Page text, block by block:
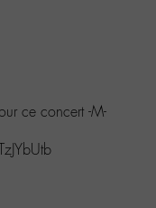
ce concert -M-